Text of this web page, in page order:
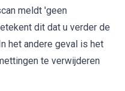
meldt 'geen
dit dat u verder de
het andere geval is het
te verwijderen